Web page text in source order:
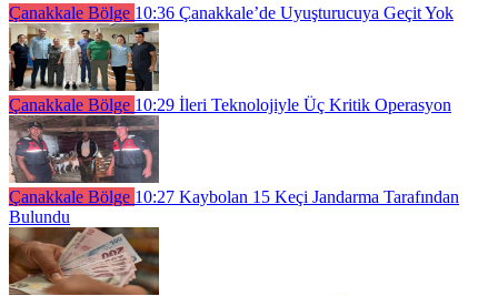
Çanakkale Bölge 10:36 Çanakkale’de Uyuşturucuya Geçit Yok
Çanakkale Bölge 10:29 İleri Teknolojiyle Üç Kritik Operasyon
Çanakkale Bölge 10:27 Kaybolan 15 Keçi Jandarma Tarafından
Bulundu